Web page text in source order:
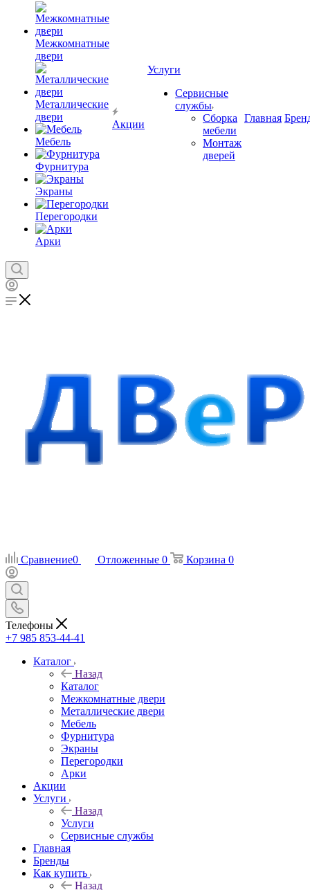
Межкомнатные
двери
Металлические
двери
Мебель
Фурнитура
Экраны
Перегородки
Арки
Акции
Услуги
Сервисные
службы
Сборка
мебели
Монтаж
дверей
Главная
Сравнение0 Отложенные 0 Корзина 0
Телефоны
+7 985 853-44-41
Каталог
Назад
Каталог
Межкомнатные двери
Металлические двери
Мебель
Фурнитура
Экраны
Перегородки
Арки
Акции
Услуги
Назад
Услуги
Сервисные службы
Главная
Бренды
Как купить
Назад